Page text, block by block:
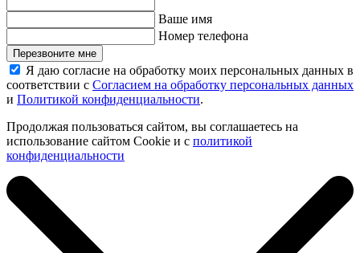
Ваше имя
Номер телефона
Перезвоните мне
Я даю согласие на обработку моих персональных данных в
соответствии с Согласием на обработку персональных данных
и Политикой конфиденциальности.
Продолжая пользоваться сайтом, вы соглашаетесь на
использование сайтом Cookie и с политикой
конфиденциальности